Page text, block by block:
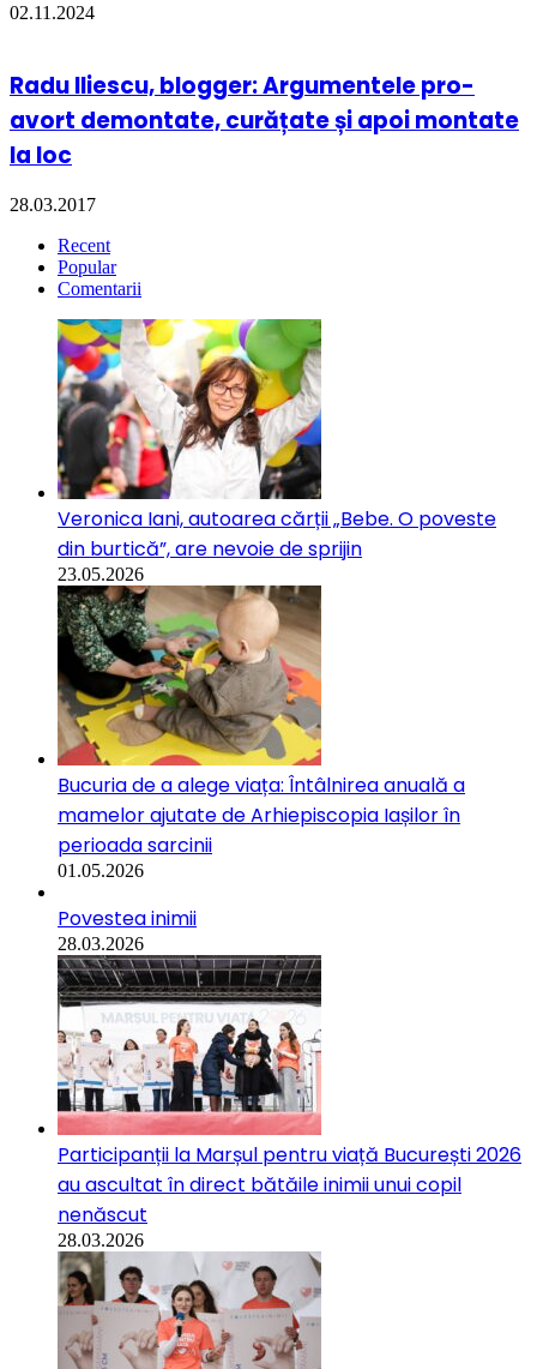
02.11.2024
Radu Iliescu, blogger: Argumentele pro-
avort demontate, curățate și apoi montate
la loc
28.03.2017
Recent
Popular
Comentarii
Veronica Iani, autoarea cărții „Bebe. O poveste
din burtică”, are nevoie de sprijin
23.05.2026
Bucuria de a alege viața: Întâlnirea anuală a
mamelor ajutate de Arhiepiscopia Iașilor în
perioada sarcinii
01.05.2026
Povestea inimii
28.03.2026
Participanții la Marșul pentru viață București 2026
au ascultat în direct bătăile inimii unui copil
nenăscut
28.03.2026